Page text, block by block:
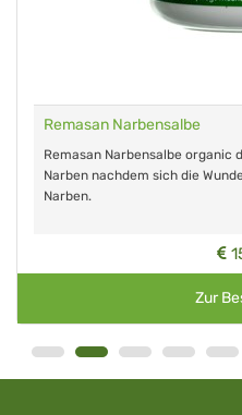
Remasan Narbensalbe
Remasan Narbensalbe organic
Narben nachdem sich die
Narben.
Zur